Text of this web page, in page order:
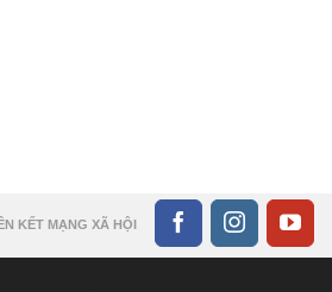
KẾT MẠNG XÃ HỘI